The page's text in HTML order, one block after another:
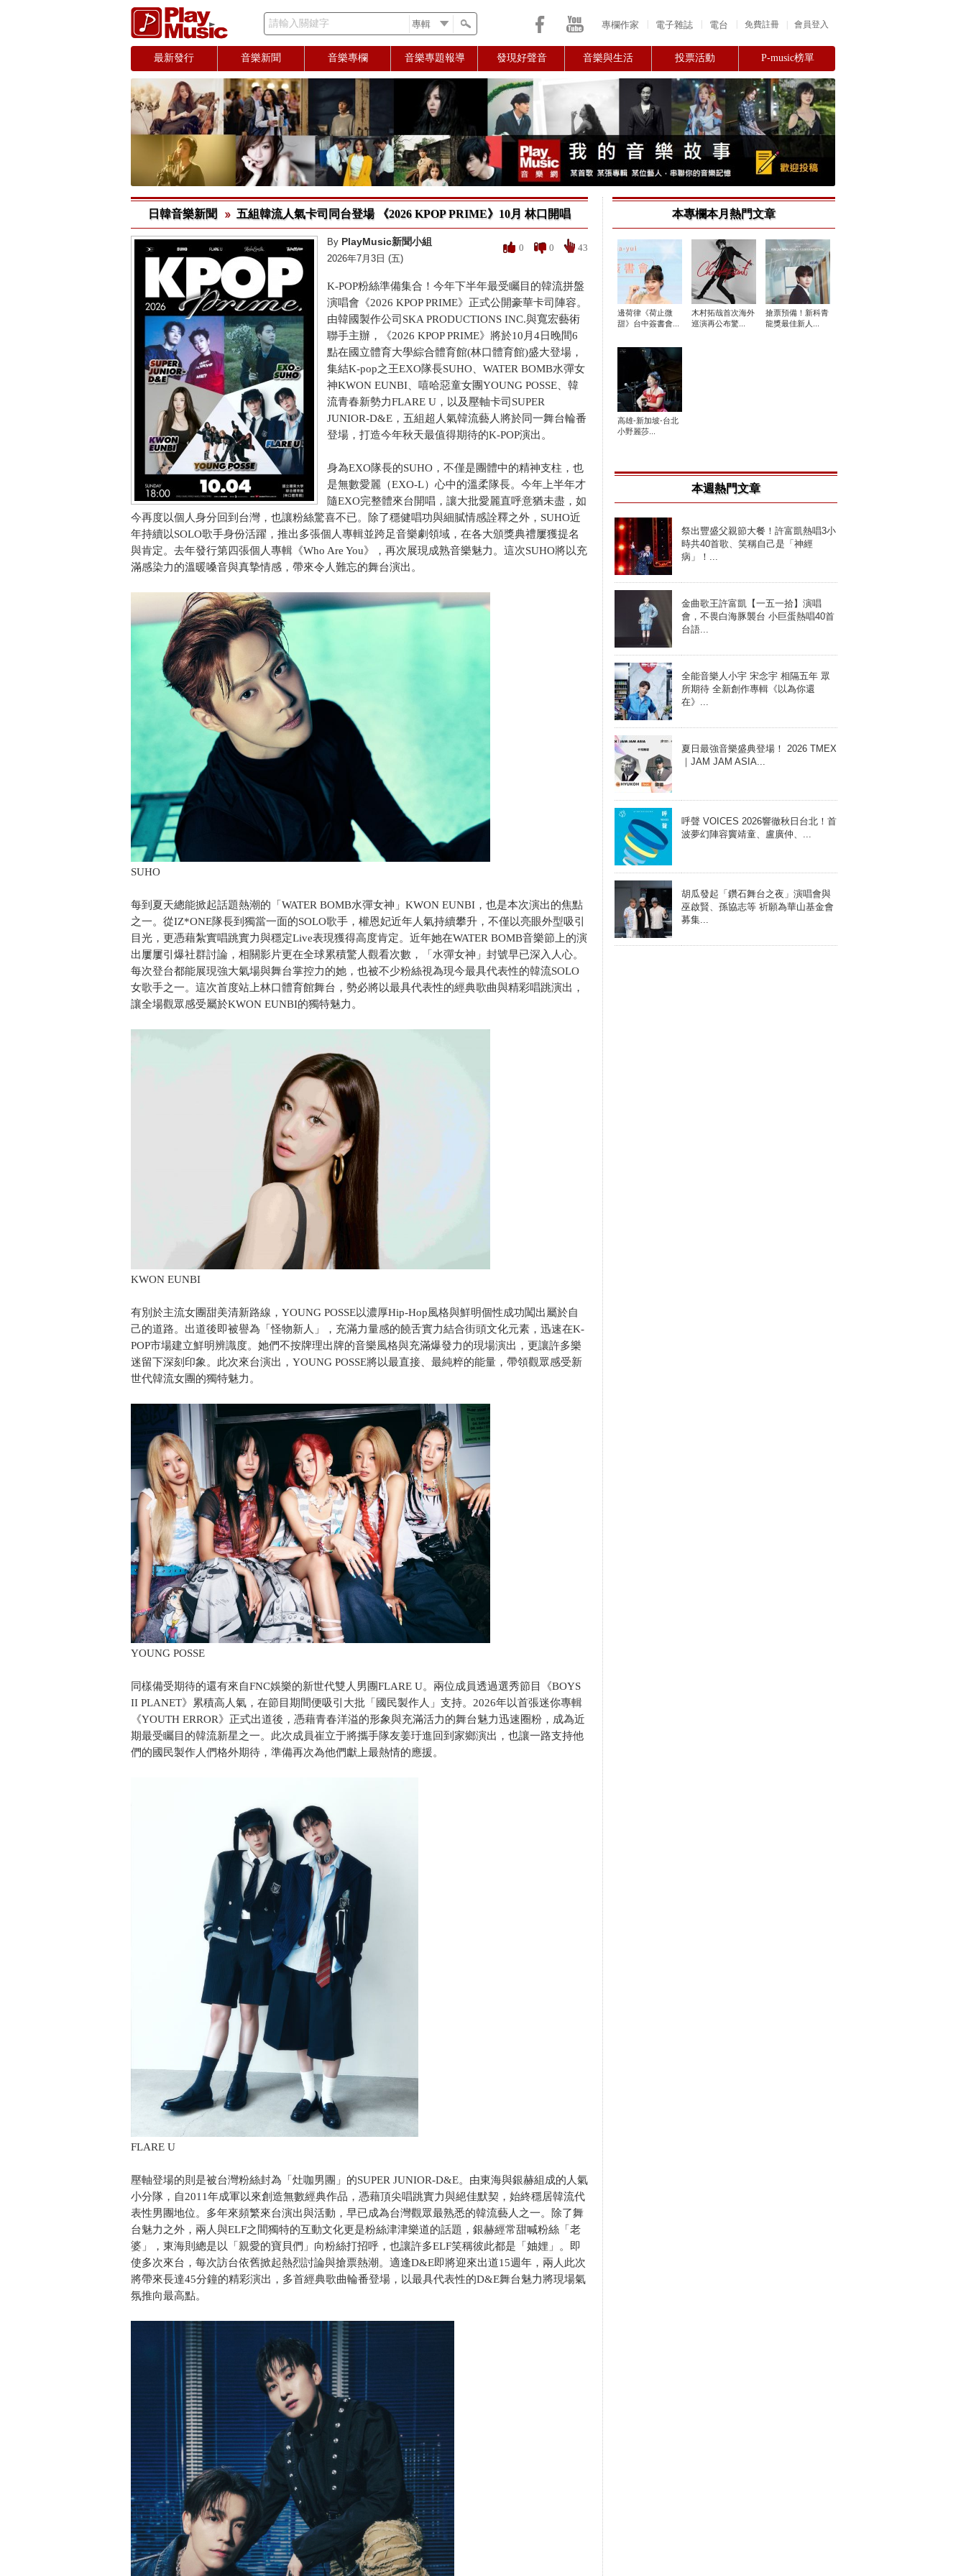
請輸入關鍵字 會員登入
免費註冊
專欄作家 電子雜誌 電台
最新發行 音樂新聞 音樂專欄 音樂專題報導 發現好聲音 音樂與生活 投票活動 P-music榜單
日韓音樂新聞 五組韓流人氣卡司同台登場 《2026 KPOP PRIME》10月 林口開唱
0 0 43
By PlayMusic新聞小組
2026年7月3日 (五)
K-POP粉絲準備集合！今年下半年最受矚目的韓流拼盤
演唱會《2026 KPOP PRIME》正式公開豪華卡司陣容。
由韓國製作公司SKA PRODUCTIONS INC.與寬宏藝術
聯手主辦，《2026 KPOP PRIME》將於10月4日晚間6
點在國立體育大學綜合體育館(林口體育館)盛大登場，
集結K-pop之王EXO隊長SUHO、WATER BOMB水彈女
神KWON EUNBI、嘻哈惡童女團YOUNG POSSE、韓
流青春新勢力FLARE U，以及壓軸卡司SUPER
JUNIOR-D&E，五組超人氣韓流藝人將於同一舞台輪番
登場，打造今年秋天最值得期待的K-POP演出。
身為EXO隊長的SUHO，不僅是團體中的精神支柱，也
是無數愛麗（EXO-L）心中的溫柔隊長。今年上半年才
隨EXO完整體來台開唱，讓大批愛麗直呼意猶未盡，如
今再度以個人身分回到台灣，也讓粉絲驚喜不已。除了穩健唱功與細膩情感詮釋之外，SUHO近
年持續以SOLO歌手身份活躍，推出多張個人專輯並跨足音樂劇領域，在各大頒獎典禮屢獲提名
與肯定。去年發行第四張個人專輯《Who Are You》，再次展現成熟音樂魅力。這次SUHO將以充
滿感染力的溫暖嗓音與真摯情感，帶來令人難忘的舞台演出。
SUHO
每到夏天總能掀起話題熱潮的「WATER BOMB水彈女神」KWON EUNBI，也是本次演出的焦點
之一。從IZ*ONE隊長到獨當一面的SOLO歌手，權恩妃近年人氣持續攀升，不僅以亮眼外型吸引
目光，更憑藉紮實唱跳實力與穩定Live表現獲得高度肯定。近年她在WATER BOMB音樂節上的演
出屢屢引爆社群討論，相關影片更在全球累積驚人觀看次數，「水彈女神」封號早已深入人心。
每次登台都能展現強大氣場與舞台掌控力的她，也被不少粉絲視為現今最具代表性的韓流SOLO
女歌手之一。這次首度站上林口體育館舞台，勢必將以最具代表性的經典歌曲與精彩唱跳演出，
讓全場觀眾感受屬於KWON EUNBI的獨特魅力。
KWON EUNBI
有別於主流女團甜美清新路線，YOUNG POSSE以濃厚Hip-Hop風格與鮮明個性成功闖出屬於自
己的道路。出道後即被譽為「怪物新人」，充滿力量感的饒舌實力結合街頭文化元素，迅速在K-
POP市場建立鮮明辨識度。她們不按牌理出牌的音樂風格與充滿爆發力的現場演出，更讓許多樂
迷留下深刻印象。此次來台演出，YOUNG POSSE將以最直接、最純粹的能量，帶領觀眾感受新
世代韓流女團的獨特魅力。
YOUNG POSSE
同樣備受期待的還有來自FNC娛樂的新世代雙人男團FLARE U。兩位成員透過選秀節目《BOYS
II PLANET》累積高人氣，在節目期間便吸引大批「國民製作人」支持。2026年以首張迷你專輯
《YOUTH ERROR》正式出道後，憑藉青春洋溢的形象與充滿活力的舞台魅力迅速圈粉，成為近
期最受矚目的韓流新星之一。此次成員崔立于將攜手隊友姜玗進回到家鄉演出，也讓一路支持他
們的國民製作人們格外期待，準備再次為他們獻上最熱情的應援。
FLARE U
壓軸登場的則是被台灣粉絲封為「灶咖男團」的SUPER JUNIOR-D&E。由東海與銀赫組成的人氣
小分隊，自2011年成軍以來創造無數經典作品，憑藉頂尖唱跳實力與絕佳默契，始終穩居韓流代
表性男團地位。多年來頻繁來台演出與活動，早已成為台灣觀眾最熟悉的韓流藝人之一。除了舞
台魅力之外，兩人與ELF之間獨特的互動文化更是粉絲津津樂道的話題，銀赫經常甜喊粉絲「老
婆」，東海則總是以「親愛的寶貝們」向粉絲打招呼，也讓許多ELF笑稱彼此都是「妯娌」。即
使多次來台，每次訪台依舊掀起熱烈討論與搶票熱潮。適逢D&E即將迎來出道15週年，兩人此次
將帶來長達45分鐘的精彩演出，多首經典歌曲輪番登場，以最具代表性的D&E舞台魅力將現場氣
氛推向最高點。
本專欄本月熱門文章
邊荷律《荷止微
甜》台中簽書會...
木村拓哉首次海外
巡演再公布驚...
搶票預備！新科青
龍獎最佳新人...
高雄-新加坡-台北
小野麗莎...
本週熱門文章
祭出豐盛父親節大餐！許富凱熱唱3小
時共40首歌、笑稱自己是「神經
病」！...
金曲歌王許富凱【一五一拾】演唱
會，不畏白海豚襲台 小巨蛋熱唱40首
台語...
全能音樂人小宇 宋念宇 相隔五年 眾
所期待 全新創作專輯《以為你還
在》...
夏日最強音樂盛典登場！ 2026 TMEX
｜JAM JAM ASIA...
呼聲 VOICES 2026響徹秋日台北！首
波夢幻陣容竇靖童、盧廣仲、...
胡瓜發起「鑽石舞台之夜」演唱會與
巫啟賢、孫協志等 祈願為華山基金會
募集...